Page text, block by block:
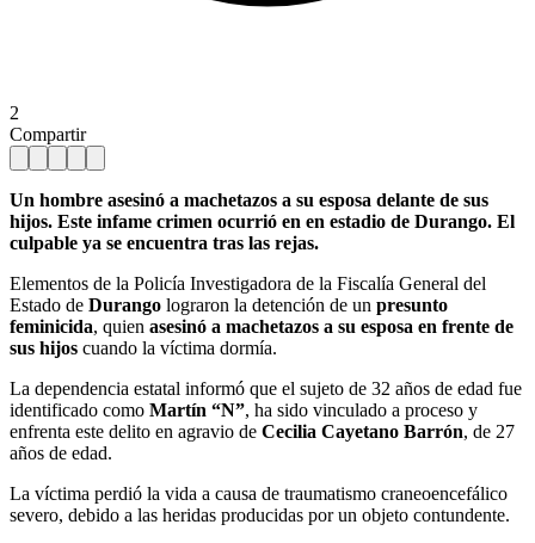
2
Compartir
Un hombre asesinó a machetazos a su esposa delante de sus
hijos. Este infame crimen ocurrió en en estadio de Durango. El
culpable ya se encuentra tras las rejas.
Elementos de la Policía Investigadora de la Fiscalía General del
Estado de Durango lograron la detención de un presunto
feminicida, quien asesinó a machetazos a su esposa en frente de
sus hijos cuando la víctima dormía.
La dependencia estatal informó que el sujeto de 32 años de edad fue
identificado como Martín “N”, ha sido vinculado a proceso y
enfrenta este delito en agravio de Cecilia Cayetano Barrón, de 27
años de edad.
La víctima perdió la vida a causa de traumatismo craneoencefálico
severo, debido a las heridas producidas por un objeto contundente.